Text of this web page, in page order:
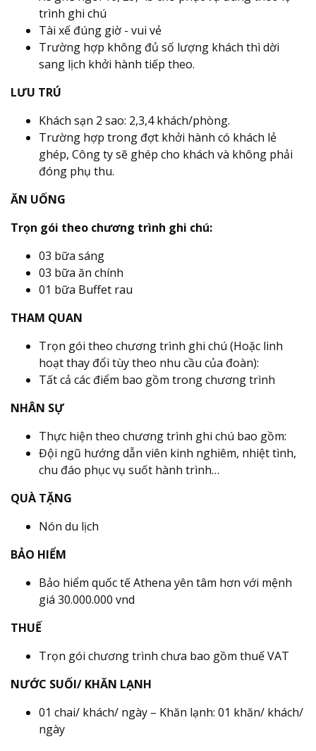
trình ghi chú
Tài xế đúng giờ - vui vẻ
Trường hợp không đủ số lượng khách thì dời
sang lịch khởi hành tiếp theo.
LƯU TRÚ
Khách sạn 2 sao: 2,3,4 khách/phòng.
Trường hợp trong đợt khởi hành có khách lẻ
ghép, Công ty sẽ ghép cho khách và không phải
đóng phụ thu.
ĂN UỐNG
Trọn gói theo chương trình ghi chú:
03 bữa sáng
03 bữa ăn chính
01 bữa Buffet rau
THAM QUAN
Trọn gói theo chương trình ghi chú (Hoặc linh
hoạt thay đổi tùy theo nhu cầu của đoàn):
Tất cả các điểm bao gồm trong chương trình
NHÂN SỰ
Thực hiện theo chương trình ghi chú bao gồm:
Đội ngũ hướng dẫn viên kinh nghiêm, nhiệt tình,
chu đáo phục vụ suốt hành trình…
QUÀ TẶNG
Nón du lịch
BẢO HIỂM
Bảo hiểm quốc tế Athena yên tâm hơn với mệnh
giá 30.000.000 vnd
THUẾ
Trọn gói chương trình chưa bao gồm thuế VAT
NƯỚC SUỐI/ KHĂN LẠNH
01 chai/ khách/ ngày – Khăn lạnh: 01 khăn/ khách/
ngày